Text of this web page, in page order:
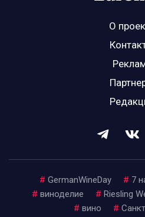
О
# GermanWineDay # 7
# виноделие # Riesling
# вино #